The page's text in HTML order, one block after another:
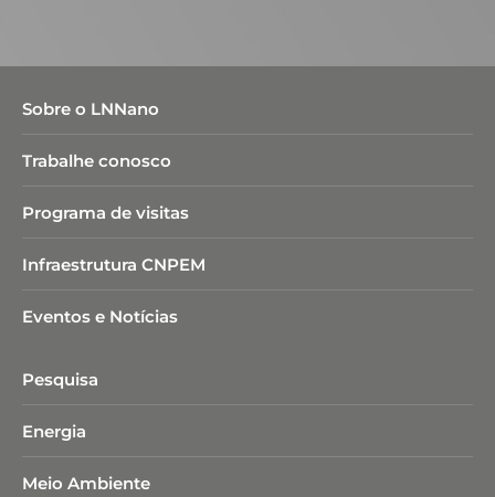
Sobre o LNNano
Trabalhe conosco
Programa de visitas
Infraestrutura CNPEM
Eventos e Notícias
Pesquisa
Energia
Meio Ambiente